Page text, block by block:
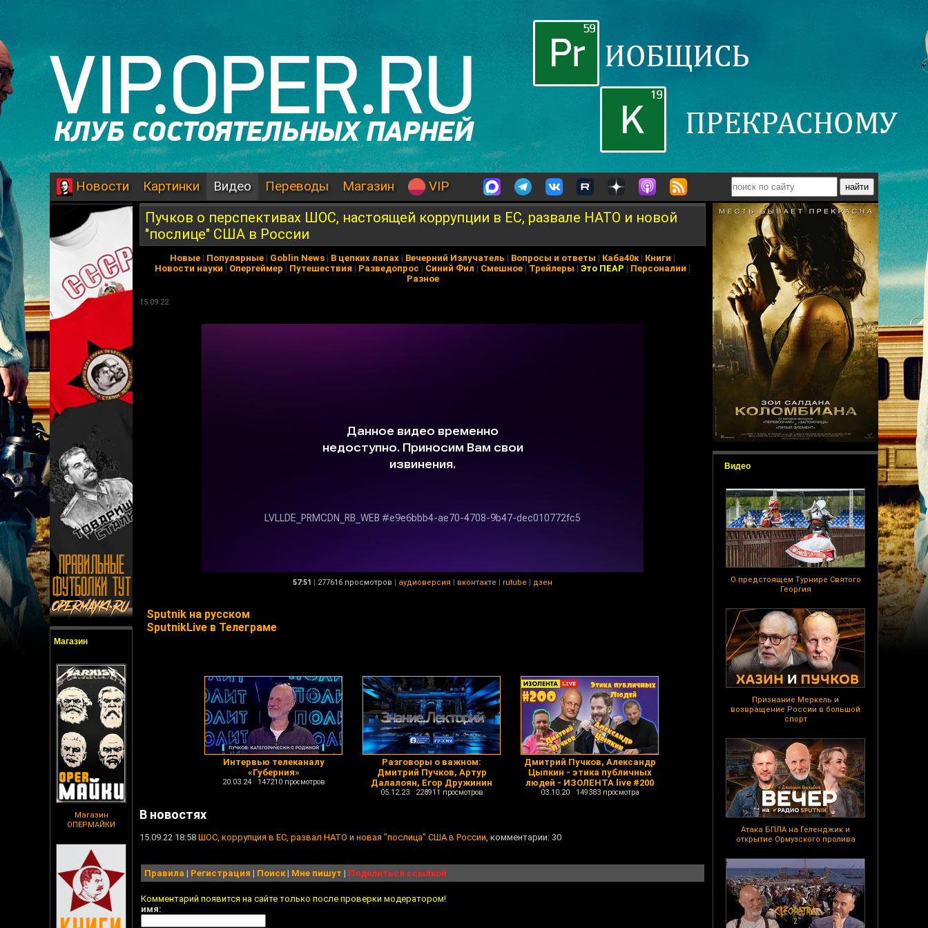
Новости Картинки Видео Переводы Магазин VIP
Магазин
Магазин
ОПЕРМАЙКИ
Видео
О предстоящем Турнире Святого
Георгия
Признание Меркель и
возвращение России в большой
спорт
Атака БПЛА на Геленджик и
открытие Ормузского пролива
Пучков о перспективах ШОС, настоящей коррупции в ЕС, развале НАТО и новой
"послице" США в России
Новые | Популярные | Goblin News | В цепких лапах | Вечерний Излучатель | Вопросы и ответы | Каба40к| Книги |
Новости науки | Опергеймер | Путешествия | Разведопрос | Синий Фил | Смешное | Трейлеры | Это ПЕАР | Персоналии |
Разное
15.09.22
57:51 | 277616 просмотров | аудиоверсия | вконтакте | rutube | дзен
Sputnik на русском
SputnikLive в Телеграме
Интервью телеканалу
«Губерния»
20.03.24 147210 просмотров
Разговоры о важном:
Дмитрий Пучков, Артур
Далалоян, Егор Дружинин
05.12.23 228911 просмотров
Дмитрий Пучков, Александр
Цыпкин - этика публичных
людей - ИЗОЛЕНТА live #200
03.10.20 149383 просмотра
В новостях
15.09.22 18:58 ШОС, коррупция в ЕС, развал НАТО и новая "послица" США в России, комментарии: 30
Правила | Регистрация | Поиск| Мне пишут | Поделиться ссылкой
Комментарий появится на сайте только после проверки модератором!
имя: